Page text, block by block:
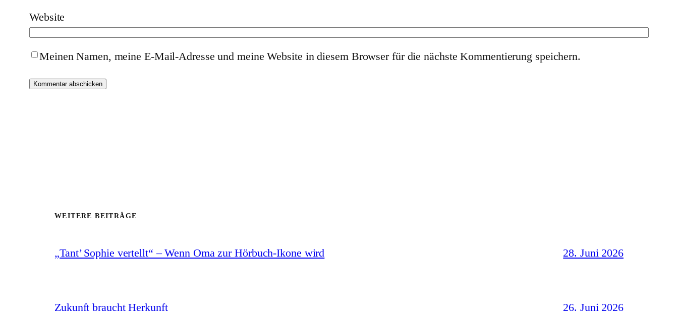
Website
Meinen Namen, meine E-Mail-Adresse und meine Website in diesem Browser für die nächste Kommentierung speichern.
WEITERE BEITRÄGE
„Tant’ Sophie vertellt“ – Wenn Oma zur Hörbuch-Ikone wird 28. Juni 2026
Zukunft braucht Herkunft 26. Juni 2026